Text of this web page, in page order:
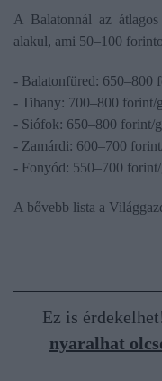
A Balatonnál az
alakul, ami 50–100
- Balatonfüred: 650–800
- Tihany: 700–800 forint/
- Siófok: 650–800 forint/
- Zamárdi: 600–700
- Fonyód: 550–700
A bővebb lista a
Ez is érdekelhet!
nyaralhat